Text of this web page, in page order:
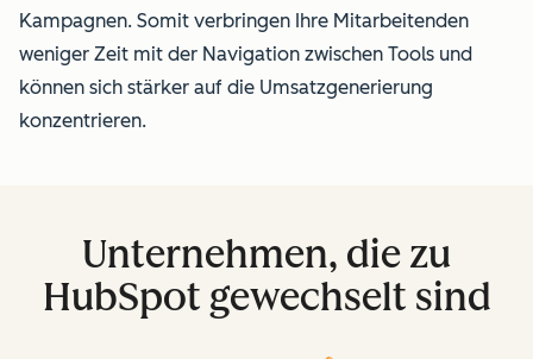
Kampagnen. Somit verbringen Ihre Mitarbeitenden
weniger Zeit mit der Navigation zwischen Tools und
können sich stärker auf die Umsatzgenerierung
konzentrieren.
Unternehmen, die zu
HubSpot gewechselt sind